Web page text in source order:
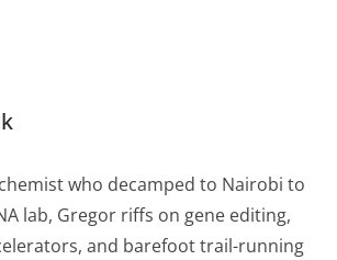
who decamped to Nairobi to
lab, Gregor riffs on gene editing,
and barefoot trail-running